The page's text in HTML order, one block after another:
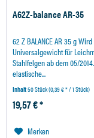
A62Z-balance AR-35
62 Z BALANCE AR 35 g
Universalgewicht für
Stahlfelgen ab dem 05/
elastische...
Inhalt50 Stück(0,39 € * / 1 Stück)
19,57 € *
Merken